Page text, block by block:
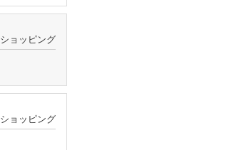
ショッピング
ショッピング